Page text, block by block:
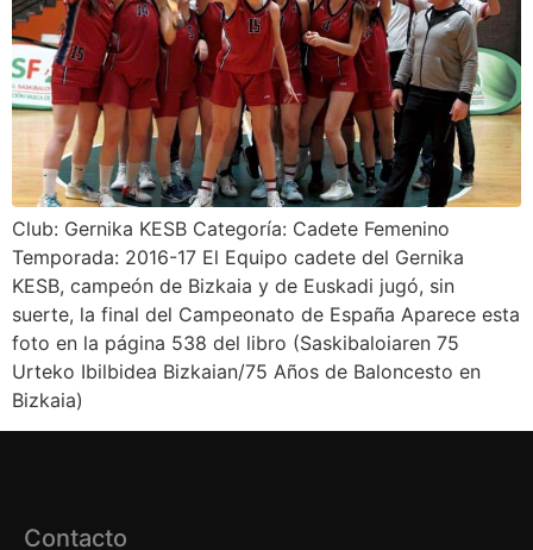
Club: Gernika KESB Categoría: Cadete Femenino
Temporada: 2016-17 El Equipo cadete del Gernika
KESB, campeón de Bizkaia y de Euskadi jugó, sin
suerte, la final del Campeonato de España Aparece esta
foto en la página 538 del libro (Saskibaloiaren 75
Urteko Ibilbidea Bizkaian/75 Años de Baloncesto en
Bizkaia)
Contacto